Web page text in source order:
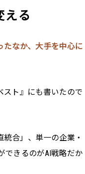
える
たなか、大手を中心に
スト』にも書いたので
合」、単一の企業・
できるのがAI戦略だか